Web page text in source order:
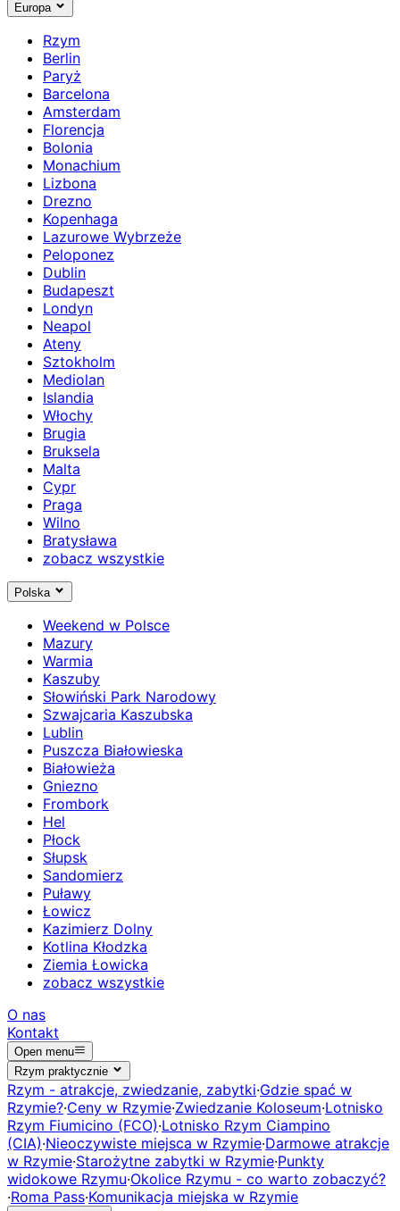
Europa
Rzym
Berlin
Paryż
Barcelona
Amsterdam
Florencja
Bolonia
Monachium
Lizbona
Drezno
Kopenhaga
Lazurowe Wybrzeże
Peloponez
Dublin
Budapeszt
Londyn
Neapol
Ateny
Sztokholm
Mediolan
Islandia
Włochy
Brugia
Bruksela
Malta
Cypr
Praga
Wilno
Bratysława
zobacz wszystkie
Polska
Weekend w Polsce
Mazury
Warmia
Kaszuby
Słowiński Park Narodowy
Szwajcaria Kaszubska
Lublin
Puszcza Białowieska
Białowieża
Gniezno
Frombork
Hel
Płock
Słupsk
Sandomierz
Puławy
Łowicz
Kazimierz Dolny
Kotlina Kłodzka
Ziemia Łowicka
zobacz wszystkie
O nas
Kontakt
Open menu
Rzym praktycznie
Rzym - atrakcje, zwiedzanie, zabytki·Gdzie spać w
Rzymie?·Ceny w Rzymie·Zwiedzanie Koloseum·Lotnisko
Rzym Fiumicino (FCO)·Lotnisko Rzym Ciampino
(CIA)·Nieoczywiste miejsca w Rzymie·Darmowe atrakcje
w Rzymie·Starożytne zabytki w Rzymie·Punkty
widokowe Rzymu·Okolice Rzymu - co warto zobaczyć?
·Roma Pass·Komunikacja miejska w Rzymie